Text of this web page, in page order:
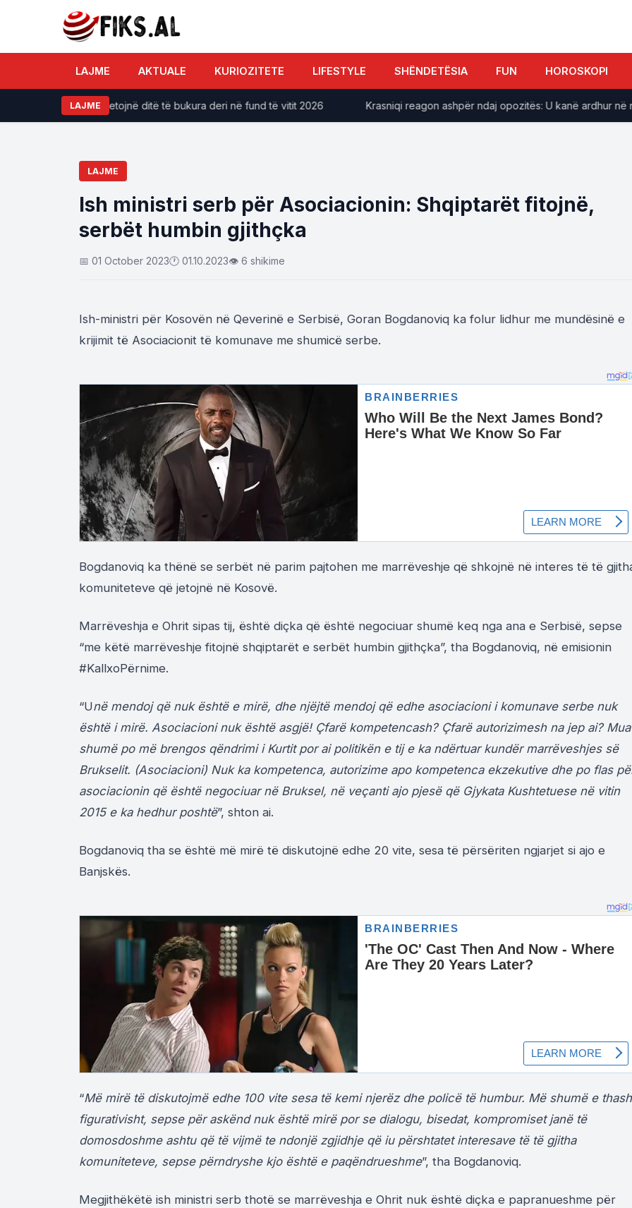
LAJME AKTUALE KURIOZITETE LIFESTYLE SHËNDETËSIA FUN HOROSKOPI
LAJME
do të përjetojnë ditë të bukura deri në fund të vitit 2026 ​Krasniqi reagon ashpër ndaj opozitës: U kanë ardhur në
LAJME
Ish ministri serb për Asociacionin: Shqiptarët fitojnë,
serbët humbin gjithçka
📅 01 October 2023🕐 01.10.2023👁 6 shikime
Ish-ministri për Kosovën në Qeverinë e Serbisë, Goran Bogdanoviq ka folur lidhur me mundësinë e
krijimit të Asociacionit të komunave me shumicë serbe.
Bogdanoviq ka thënë se serbët në parim pajtohen me marrëveshje që shkojnë në interes të të
komuniteteve që jetojnë në Kosovë.
Marrëveshja e Ohrit sipas tij, është diçka që është negociuar shumë keq nga ana e Serbisë, sepse
“me këtë marrëveshje fitojnë shqiptarët e serbët humbin gjithçka”, tha Bogdanoviq, në emisionin
#KallxoPërnime.
“Unë mendoj që nuk është e mirë, dhe njëjtë mendoj që edhe asociacioni i komunave serbe nuk
është i mirë. Asociacioni nuk është asgjë! Çfarë kompetencash? Çfarë autorizimesh na jep ai? Mua
shumë po më brengos qëndrimi i Kurtit por ai politikën e tij e ka ndërtuar kundër marrëveshjes së
Brukselit. (Asociacioni) Nuk ka kompetenca, autorizime apo kompetenca ekzekutive dhe po flas
asociacionin që është negociuar në Bruksel, në veçanti ajo pjesë që Gjykata Kushtetuese në vitin
2015 e ka hedhur poshtë”, shton ai.
Bogdanoviq tha se është më mirë të diskutojnë edhe 20 vite, sesa të përsëriten ngjarjet si ajo e
Banjskës.
“Më mirë të diskutojmë edhe 100 vite sesa të kemi njerëz dhe policë të humbur. Më shumë e thash
figurativisht, sepse për askënd nuk është mirë por se dialogu, bisedat, kompromiset janë të
domosdoshme ashtu që të vijmë te ndonjë zgjidhje që iu përshtatet interesave të të gjitha
komuniteteve, sepse përndryshe kjo është e paqëndrueshme”, tha Bogdanoviq.
Megjithëkëtë ish ministri serb thotë se marrëveshja e Ohrit nuk është diçka e papranueshme për